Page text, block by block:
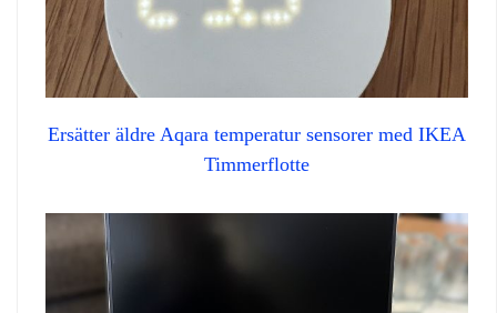
Ersätter äldre Aqara temperatur sensorer med IKEA
Timmerflotte